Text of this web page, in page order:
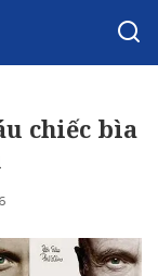
chiếc bìa